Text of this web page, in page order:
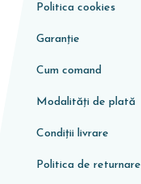
Politica cookies
Garanţie
Cum comand
Modalități de plată
Condiţii livrare
Politica de returnare